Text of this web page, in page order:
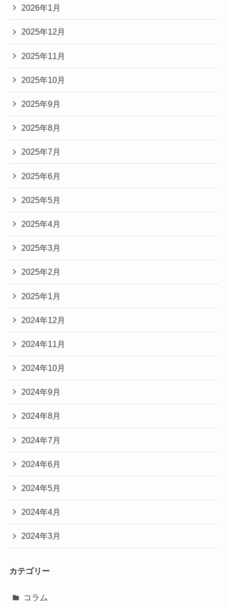
2026年1月
2025年12月
2025年11月
2025年10月
2025年9月
2025年8月
2025年7月
2025年6月
2025年5月
2025年4月
2025年3月
2025年2月
2025年1月
2024年12月
2024年11月
2024年10月
2024年9月
2024年8月
2024年7月
2024年6月
2024年5月
2024年4月
2024年3月
カテゴリー
コラム